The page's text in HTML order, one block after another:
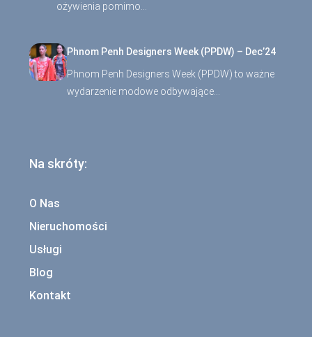
ożywienia pomimo…
Phnom Penh Designers Week (PPDW) – Dec’24
Phnom Penh Designers Week (PPDW) to ważne
wydarzenie modowe odbywające…
Na skróty:
O Nas
Nieruchomości
Usługi
Blog
Kontakt